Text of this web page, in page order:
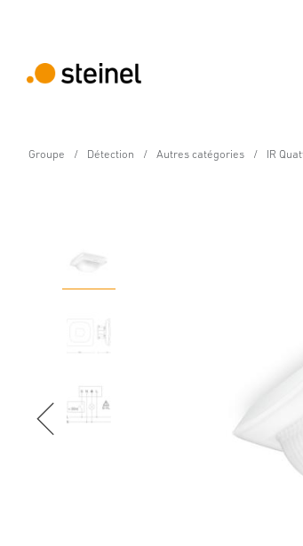
Groupe Détection Autres catégories IR
Caractéristiques